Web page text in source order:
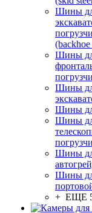
Шины
Шины
Шины
Шины
Шины
Шины
Шины
+ ЕЩЕ